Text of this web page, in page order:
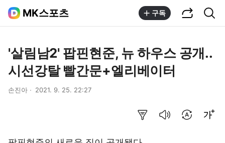
MK스포츠 구독
'살림남2' 팝핀현준, 뉴 하우스 공개..
시선강탈 빨간문+엘리베이터
손진아 2021. 9. 25. 22:27